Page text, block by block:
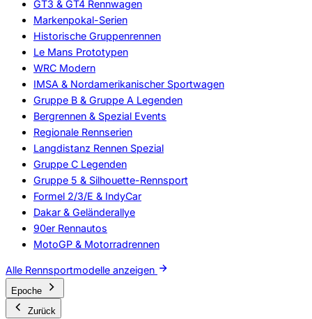
GT3 & GT4 Rennwagen
Markenpokal-Serien
Historische Gruppenrennen
Le Mans Prototypen
WRC Modern
IMSA & Nordamerikanischer Sportwagen
Gruppe B & Gruppe A Legenden
Bergrennen & Spezial Events
Regionale Rennserien
Langdistanz Rennen Spezial
Gruppe C Legenden
Gruppe 5 & Silhouette-Rennsport
Formel 2/3/E & IndyCar
Dakar & Geländerallye
90er Rennautos
MotoGP & Motorradrennen
Alle Rennsportmodelle anzeigen
Epoche
Zurück